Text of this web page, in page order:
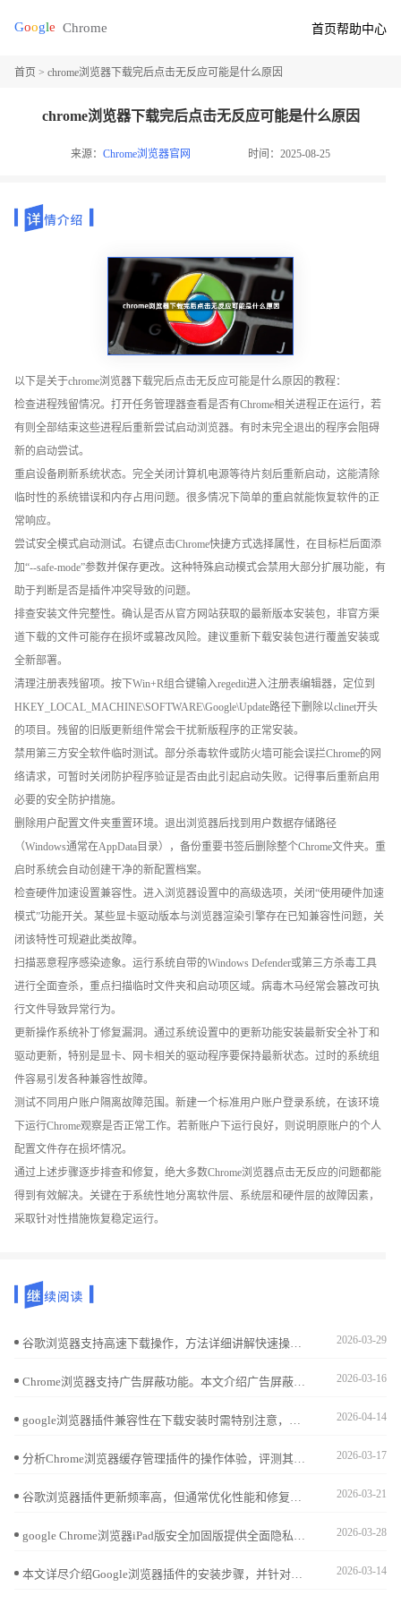
首页帮助中心
首页 > chrome浏览器下载完后点击无反应可能是什么原因
chrome浏览器下载完后点击无反应可能是什么原因
来源：Chrome浏览器官网 时间：2025-08-25
以下是关于chrome浏览器下载完后点击无反应可能是什么原因的教程：
检查进程残留情况。打开任务管理器查看是否有Chrome相关进程正在运行，若
有则全部结束这些进程后重新尝试启动浏览器。有时未完全退出的程序会阻碍
新的启动尝试。
重启设备刷新系统状态。完全关闭计算机电源等待片刻后重新启动，这能清除
临时性的系统错误和内存占用问题。很多情况下简单的重启就能恢复软件的正
常响应。
尝试安全模式启动测试。右键点击Chrome快捷方式选择属性，在目标栏后面添
加“--safe-mode”参数并保存更改。这种特殊启动模式会禁用大部分扩展功能，有
助于判断是否是插件冲突导致的问题。
排查安装文件完整性。确认是否从官方网站获取的最新版本安装包，非官方渠
道下载的文件可能存在损坏或篡改风险。建议重新下载安装包进行覆盖安装或
全新部署。
清理注册表残留项。按下Win+R组合键输入regedit进入注册表编辑器，定位到
HKEY_LOCAL_MACHINE\SOFTWARE\Google\Update路径下删除以clinet开头
的项目。残留的旧版更新组件常会干扰新版程序的正常安装。
禁用第三方安全软件临时测试。部分杀毒软件或防火墙可能会误拦Chrome的网
络请求，可暂时关闭防护程序验证是否由此引起启动失败。记得事后重新启用
必要的安全防护措施。
删除用户配置文件夹重置环境。退出浏览器后找到用户数据存储路径
（Windows通常在AppData目录），备份重要书签后删除整个Chrome文件夹。重
启时系统会自动创建干净的新配置档案。
检查硬件加速设置兼容性。进入浏览器设置中的高级选项，关闭“使用硬件加速
模式”功能开关。某些显卡驱动版本与浏览器渲染引擎存在已知兼容性问题，关
闭该特性可规避此类故障。
扫描恶意程序感染迹象。运行系统自带的Windows Defender或第三方杀毒工具
进行全面查杀，重点扫描临时文件夹和启动项区域。病毒木马经常会篡改可执
行文件导致异常行为。
更新操作系统补丁修复漏洞。通过系统设置中的更新功能安装最新安全补丁和
驱动更新，特别是显卡、网卡相关的驱动程序要保持最新状态。过时的系统组
件容易引发各种兼容性故障。
测试不同用户账户隔离故障范围。新建一个标准用户账户登录系统，在该环境
下运行Chrome观察是否正常工作。若新账户下运行良好，则说明原账户的个人
配置文件存在损坏情况。
通过上述步骤逐步排查和修复，绝大多数Chrome浏览器点击无反应的问题都能
得到有效解决。关键在于系统性地分离软件层、系统层和硬件层的故障因素，
采取针对性措施恢复稳定运行。
2026-03-29
2026-03-16
2026-04-14
2026-03-17
2026-03-21
2026-03-28
2026-03-14